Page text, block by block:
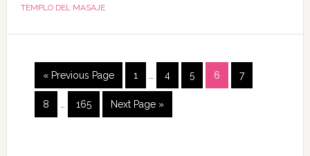
TEMPLO DEL MASAJE
« Previous Page 1 4 5 6 7
8 165 Next Page »